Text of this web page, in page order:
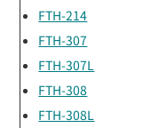
FTH-214
FTH-307
FTH-307L
FTH-308
FTH-308L